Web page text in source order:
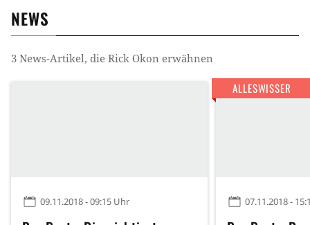
NEWS
3 News-Artikel, die Rick Okon erwähnen
09.11.2018 - 09:15 Uhr 07.11.2018 -
ALLESWISSER